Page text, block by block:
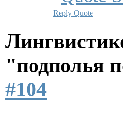
Reply Quote
"подполья
#104